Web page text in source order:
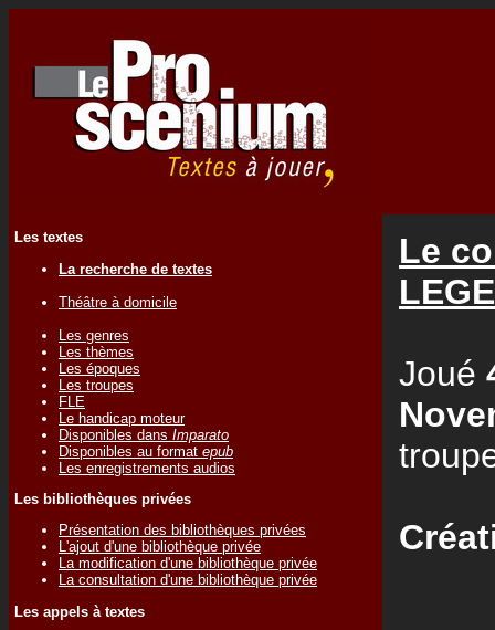
Les textes
La recherche de textes
Théâtre à domicile
Les genres
Les thèmes
Les époques
Les troupes
FLE
Le handicap moteur
Disponibles dans Imparato
Disponibles au format epub
Les enregistrements audios
Les bibliothèques privées
Présentation des bibliothèques privées
L'ajout d'une bibliothèque privée
La modification d'une bibliothèque privée
La consultation d'une bibliothèque privée
Les appels à textes
Le
Joué